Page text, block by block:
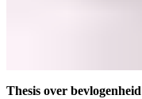
Thesis over bevlogenheid